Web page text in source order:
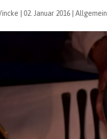
|02. Januar 2016 |Allgemein